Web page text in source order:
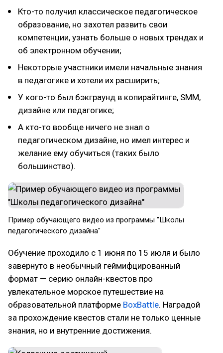
Кто-то получил классическое педагогическое
образование, но захотел развить свои
компетенции, узнать больше о новых трендах и
об электронном обучении;
Некоторые участники имели начальные знания
в педагогике и хотели их расширить;
У кого-то был бэкграунд в копирайтинге, SMM,
дизайне или педагогике;
А кто-то вообще ничего не знал о
педагогическом дизайне, но имел интерес и
желание ему обучиться (таких было
большинство).
Пример обучающего видео из программы "Школы
педагогического дизайна"
Обучение проходило с 1 июня по 15 июля и было
завернуто в необычный геймифцированный
формат — серию онлайн-квестов про
увлекательное морское путешествие на
образовательной платформе BoxBattle. Наградой
за прохождение квестов стали не только ценные
знания, но и внутренние достижения.